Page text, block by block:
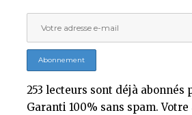
253 lecteurs sont déjà abonnés
Garanti 100% sans spam.